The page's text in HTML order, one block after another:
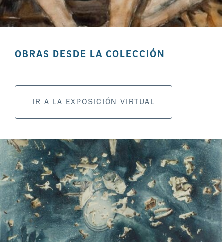
OBRAS DESDE LA COLECCIÓN
IR A LA EXPOSICIÓN VIRTUAL